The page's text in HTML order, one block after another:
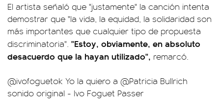
El artista señaló que "justamente" la canción intenta
demostrar que "la vida, la equidad, la solidaridad son
más importantes que cualquier tipo de propuesta
discriminatoria". "Estoy, obviamente, en absoluto
desacuerdo que la hayan utilizado", remarcó.
@ivofoguetok Yo la quiero a @Patricia Bullrich
sonido original - Ivo Foguet Passer